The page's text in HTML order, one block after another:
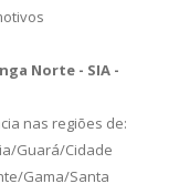
Norte - SIA -
nas regiões de:
Guará/Cidade
Gama/Santa